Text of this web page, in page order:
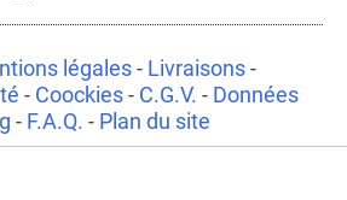
légales- Livraisons -
- Coockies - C.G.V. - Données
- F.A.Q. - Plan du site